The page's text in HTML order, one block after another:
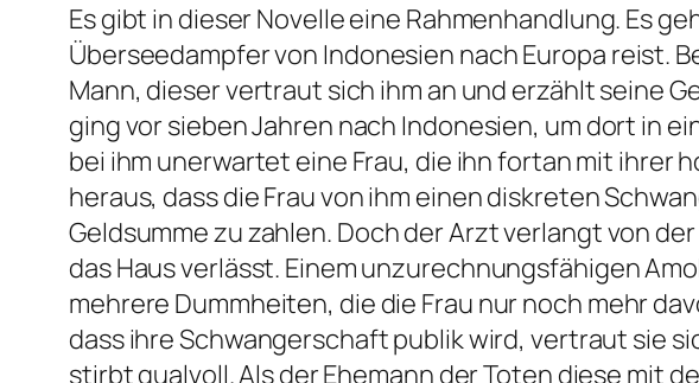
Es gibt in dieser Novelle eine Rahmenhandlung. Es
Überseedampfer von Indonesien nach Europa reist.
Mann, dieser vertraut sich ihm an und erzählt seine
ging vor sieben Jahren nach Indonesien, um dort in
bei ihm unerwartet eine Frau, die ihn fortan mit ihrer
heraus, dass die Frau von ihm einen diskreten
Geldsumme zu zahlen. Doch der Arzt verlangt von
das Haus verlässt. Einem unzurechnungsfähigen
mehrere Dummheiten, die die Frau nur noch mehr
dass ihre Schwangerschaft publik wird, vertraut sie
stirbt qualvoll. Als der Ehemann der Toten diese mit